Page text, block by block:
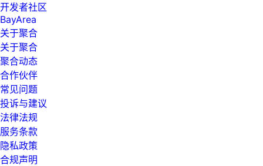
开发者社区
BayArea
关于聚合
关于聚合
聚合动态
合作伙伴
常见问题
投诉与建议
法律法规
服务条款
隐私政策
合规声明